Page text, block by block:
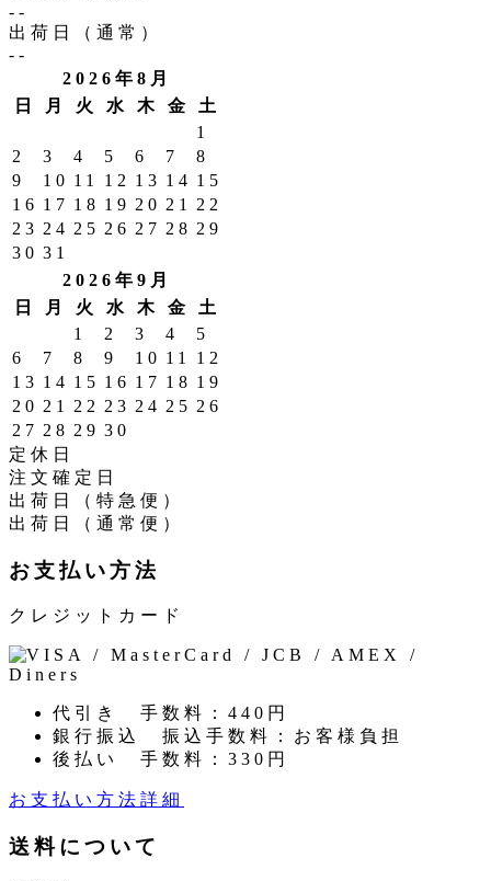
--
出荷日（通常）
--
2026年8月
日
月 火 水 木 金
土
1
2
3 4 5 6 7
8
9
10 11 12 13 14 15
16 17 18 19 20 21
22
23 24 25 26 27 28 29
30 31
2026年9月
日
月 火 水 木 金
土
1
2 3 4
5
6
7 8 9 10 11
12
13 14 15 16 17 18 19
20 21 22 23 24 25 26
27 28 29 30
定休日
注文確定日
出荷日（特急便）
出荷日（通常便）
お支払い方法
クレジットカード
代引き 手数料：440円
銀行振込 振込手数料：お客様負担
後払い 手数料：330円
お支払い方法詳細
送料について